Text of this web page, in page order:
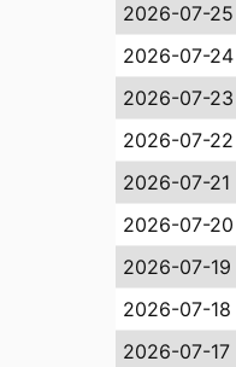
2026-07-25
2026-07-24
2026-07-23
2026-07-22
2026-07-21
2026-07-20
2026-07-19
2026-07-18
2026-07-17